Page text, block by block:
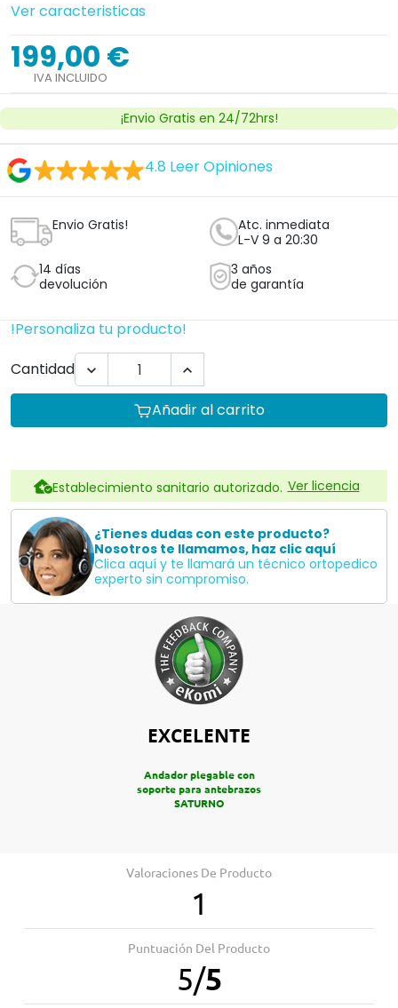
Ver caracteristicas
199,00 €
IVA INCLUIDO
¡Envio Gratis en 24/72hrs!
4.8 Leer Opiniones
Envio Gratis!
Atc. inmediata
L-V 9 a 20:30
14 días
devolución
3 años
de garantía
!Personaliza tu producto!
Cantidad
 
Añadir al carrito
Establecimiento sanitario autorizado. Ver licencia
¿Tienes dudas con este producto?
Nosotros te llamamos, haz clic aquí
Clica aquí y te llamará un técnico ortopedico
experto sin compromiso.
EXCELENTE
Andador plegable con
soporte para antebrazos
SATURNO
Valoraciones De Producto
1
Puntuación Del Producto
5/5
Profesionales
Plan para empresas Ortoespaña
Profesionales de la salud
Centros de educación especial
Residencias